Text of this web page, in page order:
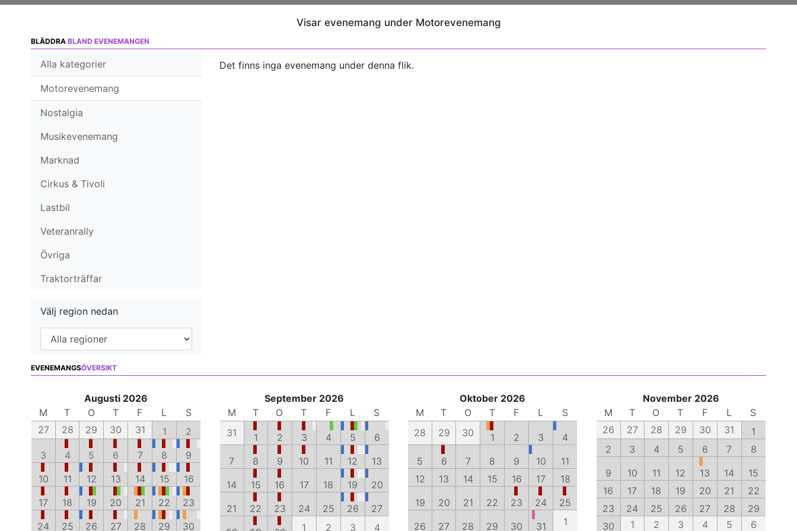
Visar evenemang under Motorevenemang
BLÄDDRA BLAND EVENEMANGEN
Alla kategorier
Motorevenemang
Nostalgia
Musikevenemang
Marknad
Cirkus & Tivoli
Lastbil
Veteranrally
Övriga
Traktorträffar
Välj region nedan
Det finns inga evenemang under denna flik.
EVENEMANGSÖVERSIKT
Augusti 2026
M
T O T F L
S
27
28 29 30 31 1
2
3
4 5 6 7 8
9
10
11 12 13 14 15
16
17
18 19 20 21 22
23
24
25 26 27 28 29 30
September 2026
M
T O T F L
S
31
1 2 3 4 5
6
7
8 9 10 11 12
13
14
15 16 17 18 19
20
21
22 23 24 25 26
27
1 2 3 4
Oktober 2026
M
T O T F L
S
28
29 30 1 2 3
4
5
6 7 8 9 10
11
12
13 14 15 16 17
18
19
20 21 22 23 24
25
26
27 28 29 30 31 1
November 2026
M
T O T F L
S
26
27 28 29 30 31
1
2
3 4 5 6 7
8
9
10 11 12 13 14
15
16
17 18 19 20 21
22
23
24 25 26 27 28
29
30
1 2 3 4 5 6